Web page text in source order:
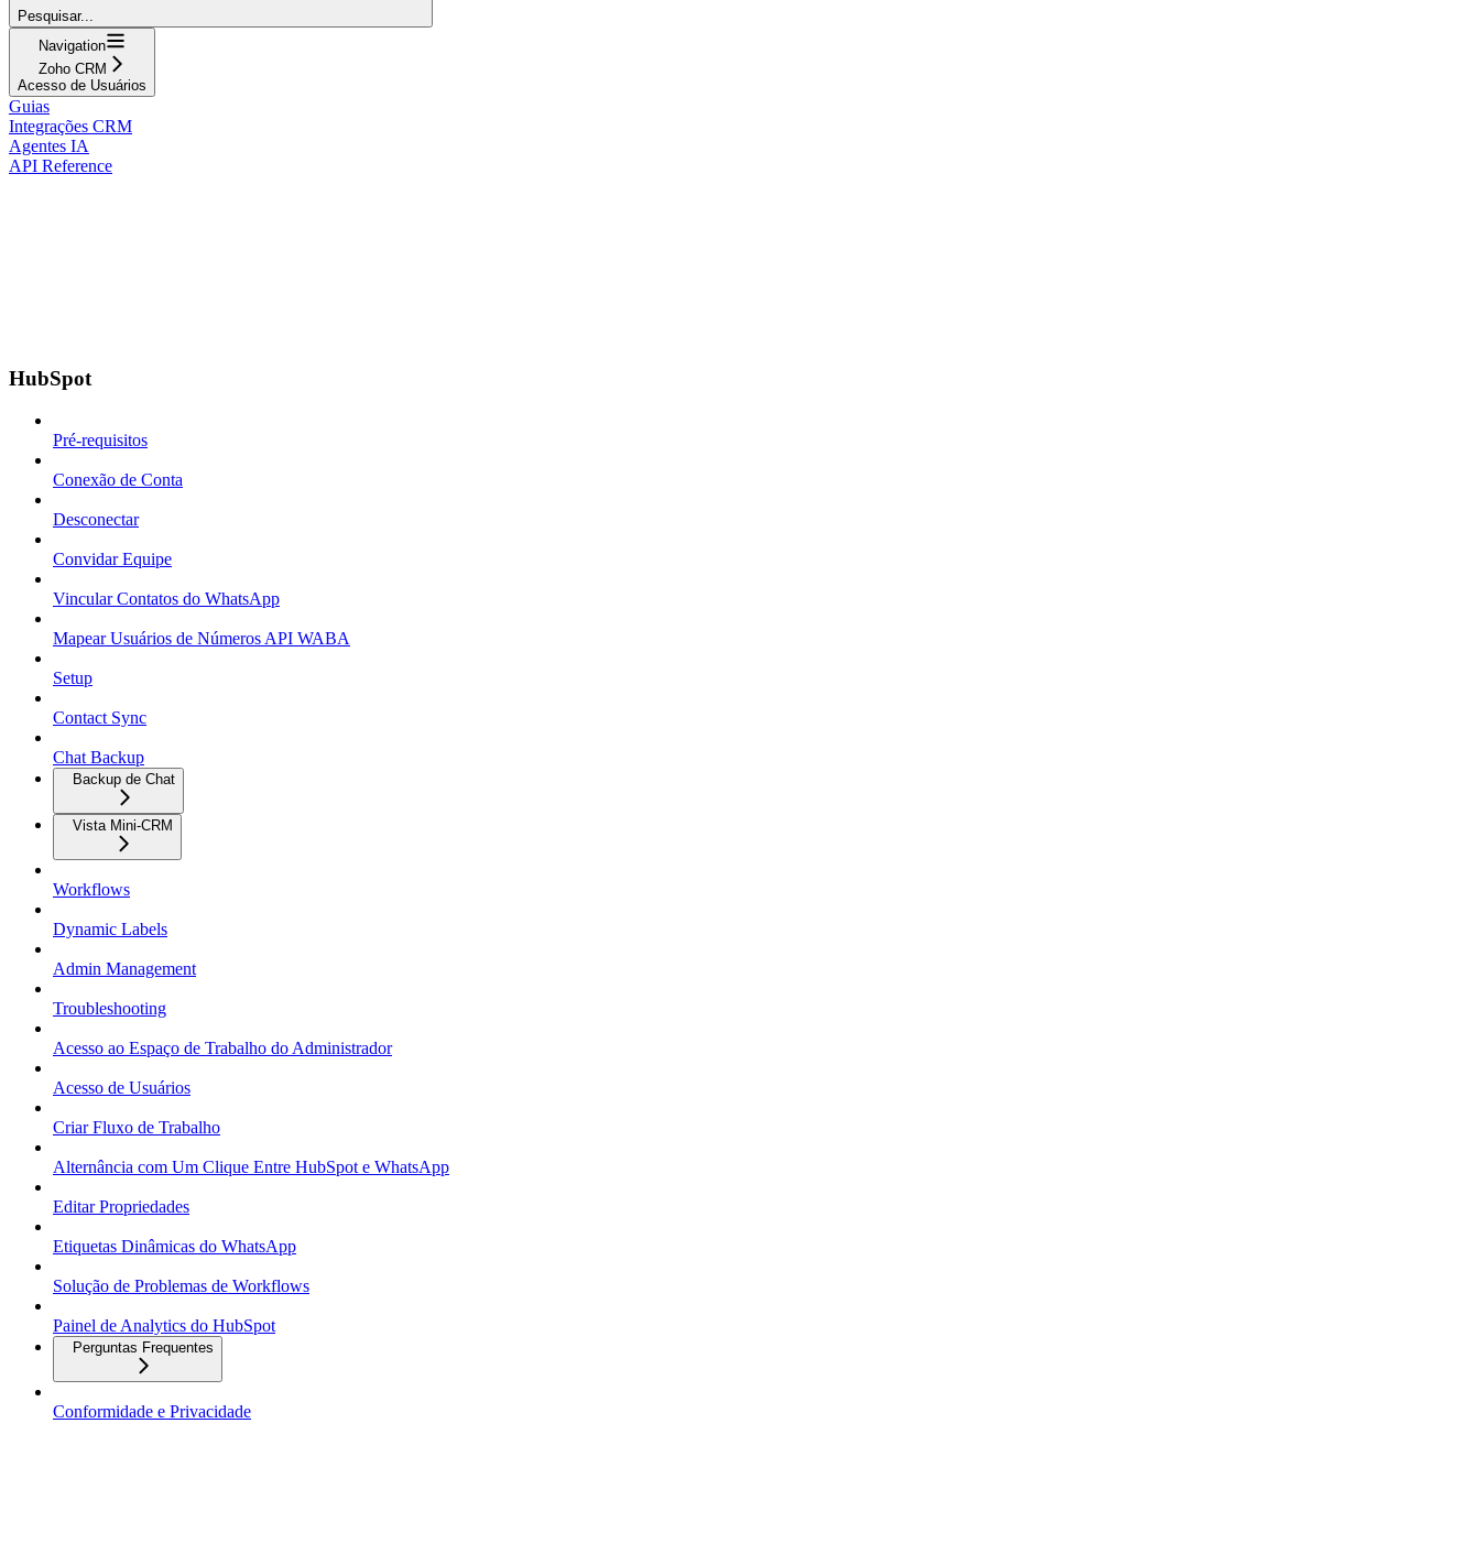
Pesquisar...
Navigation
Zoho CRM
Acesso de Usuários
Guias
Integrações CRM
Agentes IA
API Reference
HubSpot
Pré-requisitos
Conexão de Conta
Desconectar
Convidar Equipe
Vincular Contatos do WhatsApp
Mapear Usuários de Números API WABA
Setup
Contact Sync
Chat Backup
Backup de Chat
Vista Mini-CRM
Workflows
Dynamic Labels
Admin Management
Troubleshooting
Acesso ao Espaço de Trabalho do Administrador
Acesso de Usuários
Criar Fluxo de Trabalho
Alternância com Um Clique Entre HubSpot e WhatsApp
Editar Propriedades
Etiquetas Dinâmicas do WhatsApp
Solução de Problemas de Workflows
Painel de Analytics do HubSpot
Perguntas Frequentes
Conformidade e Privacidade